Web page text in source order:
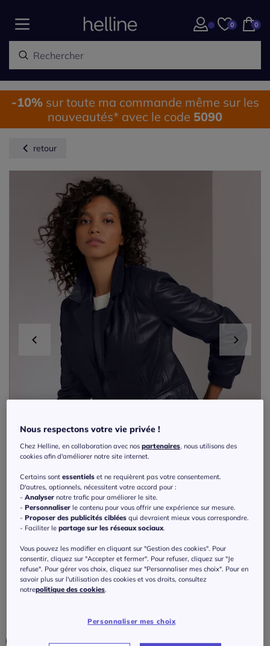
0 0
-10%sur toute ma commande même sur les
nouveautés* avec le code 5090
retour
Exclu web
Blazer en cuir à col revers et poches
décoratives
Réf : 430.501.005
Nous respectons votre vie privée !
Chez Helline, en collaboration avec nospartenaires, nous utilisons des
cookies afin d'améliorer notre site internet.
Certains sontessentiels et ne requièrent pas votre consentement.
D'autres, optionnels, nécessitent votre accord pour :
-Analyser notre trafic pour améliorer le site.
-Personnaliser le contenu pour vous offrir une expérience sur mesure.
-Proposer des publicités ciblées qui devraient mieux vous correspondre.
- Faciliter lepartage sur les réseaux sociaux.
Vous pouvez les modifier en cliquant sur "Gestion des cookies". Pour
consentir, cliquez sur "Accepter et fermer". Pour refuser, cliquez sur "Je
refuse". Pour gérer vos choix, cliquez sur "Personnaliser mes choix". Pour en
savoir plus sur l'utilisation des cookies et vos droits, consultez
notrepolitique des cookies.
Personnaliser mes choix